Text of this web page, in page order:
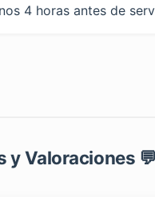
4 horas antes de
y Valoraciones 💬